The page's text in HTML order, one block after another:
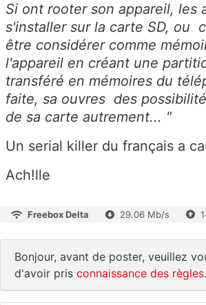
Si ont rooter son appareil, les
s'installer sur la carte SD, ou
être considérer comme
l'appareil en créant une
transféré en mémoires du
faite, sa ouvres des
de sa carte autrement... "
Un serial killer du français a
Ach!lle
Freebox Delta 29.06 Mb/s
Bonjour, avant de poster, veuillez
d'avoir pris connaissance des règles.